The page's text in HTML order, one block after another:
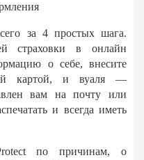
за 4 простых шага.
страховки в онлайн
о себе, внесите
картой, и вуаля —
вам на почту или
и всегда иметь
по причинам, о